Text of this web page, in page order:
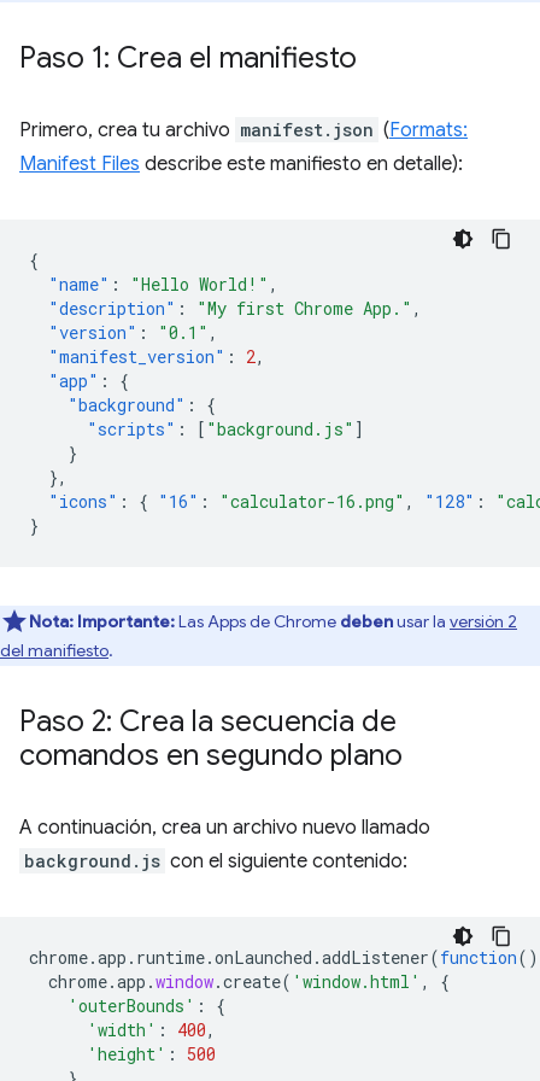
Paso 1: Crea el manifiesto
Primero, crea tu archivo manifest.json (Formats:
Manifest Files describe este manifiesto en detalle):
{
"name" : "Hello World!" ,
"description" : "My first Chrome App." ,
"version" : "0.1" ,
"manifest_version" : 2,
"app" :
{
"background" :
{
"scripts" : [ "background.js" ]
}
},
"icons" : { "16" : "calculator-16.png" , "128" :
}
Nota: Importante:Las Apps de Chrome debenusar la versión 2
del manifiesto.
Paso 2: Crea la secuencia de
comandos en segundo plano
A continuación, crea un archivo nuevo llamado
background.js con el siguiente contenido:
chrome.app . runtime.onLaunched .addListener(function()
chrome.app .window.create( 'window.html' ,
{
'outerBounds' :
{
'width' : 400,
'height' :
500